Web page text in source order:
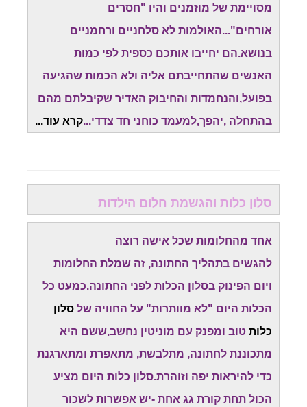
מסויימת של מוזמנים והיו "חסרים
אורחים"...האולמות לא סלחניים ורחמניים
בנושא.הם יחייבו אותכם כספית לפי כמות
האנשים שהתחייבתם אליה ולא הכמות שהגיעה
בפועל,והנחמדות והחיבוק האדיר שקיבלתם מהם
בהתחלה ,יהפך,למעמד כוחני חד צדדי...קרא עוד...
סלון כלות והגשמת חלום הילדות
אחד מהחלומות שכל אישה רוצה
להגשים בתהליך החתונה, זה שמלת החלומות
ויום הפינוק בסלון הכלות לפני החתונה.כמעט כל
הכלות היום "לא מוותרות" על החוויה של סלון
כלות טוב ומפנק עם מוניטין נחשב,ששם היא
מתכוננת לחתונה, מתלבשת, מתאפרת ומתארגנת
כדי להיראות יפה וזוהרת.סלון כלות היום מציע
הכול תחת קורת גג אחת -יש אפשרות לשכור